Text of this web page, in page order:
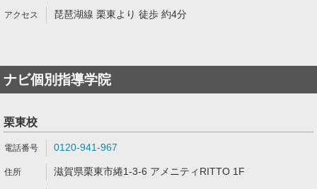
琵琶湖線 栗東より 徒歩 約4分
ナビ個別指導学院
栗東校
0120-941-967
滋賀県栗東市綣1-3-6 アメニティRITTO 1F